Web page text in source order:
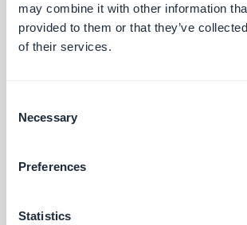
may combine it with other information
provided to them or that they’ve
of their services.
Selection
Necessary
Preferences
Statistics
Stärken Sie Ihre
einheitlichen Domain für Ihre
Web App.
Kostenlos
Google Sitemap &